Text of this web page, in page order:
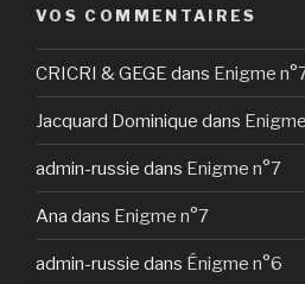
VOS COMMENTAIRES
CRICRI & GEGE dans Enigme
Jacquard Dominique dans
admin-russie dans Enigme n°7
Ana dans Enigme n°7
admin-russie dans Énigme n°6